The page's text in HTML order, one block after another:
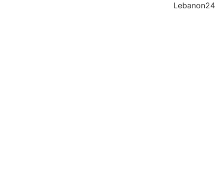
Lebanon24